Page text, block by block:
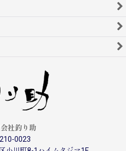
社釣り助
0023